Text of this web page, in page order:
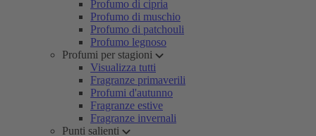
Profumo di cipria
Profumo di muschio
Profumo di patchouli
Profumo legnoso
Profumi per stagioni
Visualizza tutti
Fragranze primaverili
Profumi d'autunno
Fragranze estive
Fragranze invernali
Punti salienti